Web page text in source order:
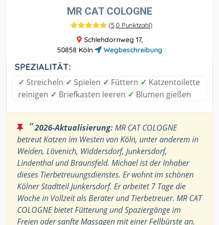
MR CAT COLOGNE
(5,0 Punktzahl)
Schlehdornweg 17,
50858 Köln
Wegbeschreibung
SPEZIALITÄT:
✓ Streicheln ✓ Spielen ✓ Füttern ✓ Katzentoilette
reinigen ✓ Briefkasten leeren ✓ Blumen gießen
“2026-Aktualisierung:MR CAT COLOGNE
betreut Katzen im Westen von Köln, unter anderem in
Weiden, Lövenich, Widdersdorf, Junkersdorf,
Lindenthal und Braunsfeld. Michael ist der Inhaber
dieses Tierbetreuungsdienstes. Er wohnt im schönen
Kölner Stadtteil Junkersdorf. Er arbeitet 7 Tage die
Woche in Vollzeit als Berater und Tierbetreuer. MR CAT
COLOGNE bietet Fütterung und Spaziergänge im
Freien oder sanfte Massagen mit einer Fellbürste an.